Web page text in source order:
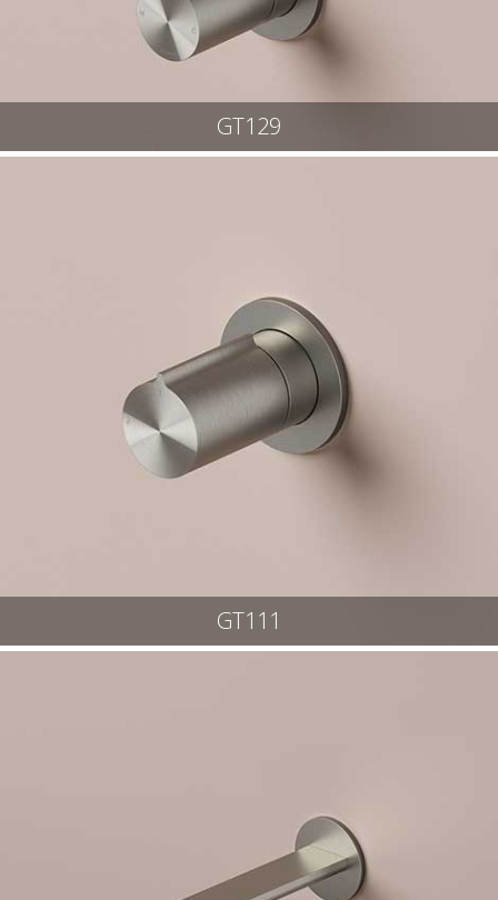
GT129
GT111